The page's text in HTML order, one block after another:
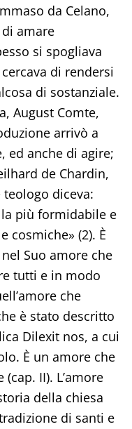
da Celano,
amare
si spogliava
di rendersi
di sostanziale.
August Comte,
arrivò a
ed anche di agire;
de Chardin,
diceva:
la più formidabile e
cosmiche» (2). È
Suo amore che
tutti e in modo
che
è stato descritto
Dilexit nos, a cui
È un amore che
II). L’amore
della chiesa
di santi e